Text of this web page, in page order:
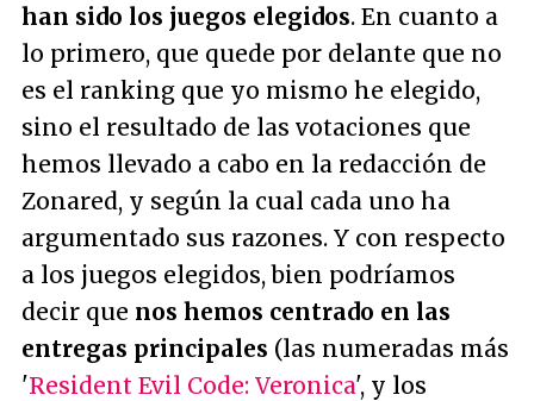
han sido los juegos elegidos. En cuanto a
lo primero, que quede por delante que no
es el ranking que yo mismo he elegido,
sino el resultado de las votaciones que
hemos llevado a cabo en la redacción de
Zonared, y según la cual cada uno ha
argumentado sus razones. Y con respecto
a los juegos elegidos, bien podríamos
decir que nos hemos centrado en las
entregas principales (las numeradas más
'Resident Evil Code: Veronica', y los